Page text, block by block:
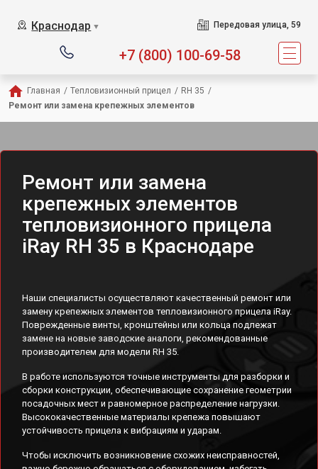
Краснодар ▼ Передовая улица, 59
+7 (800) 100-69-58
Главная / Тепловизионный прицел / RH 35 /
Ремонт или замена крепежных элементов
Ремонт или замена
крепежных элементов
тепловизионного прицела
iRay RH 35 в Краснодаре
Наши специалисты осуществляют качественный ремонт или
замену крепежных элементов тепловизионного прицела iRay.
Поврежденные винты, кронштейны или кольца подлежат
замене на новые заводские аналоги, рекомендованные
производителем для модели RH 35.
В работе используются точные инструменты для разборки и
сборки конструкции, обеспечивающие сохранение геометрии
посадочных мест и равномерное распределение нагрузки.
Высококачественные материалы крепежа повышают
устойчивость прицела к вибрациям и ударам.
Чтобы исключить возникновение схожих неисправностей,